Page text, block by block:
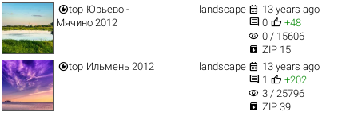
top Юрьево -
Мячино 2012
landscape  13 years ago
 0  +48
visibility 0 / 15606
 ZIP 15
top Ильмень 2012 landscape  13 years ago
 1  +202
visibility 3 / 25796
 ZIP 39